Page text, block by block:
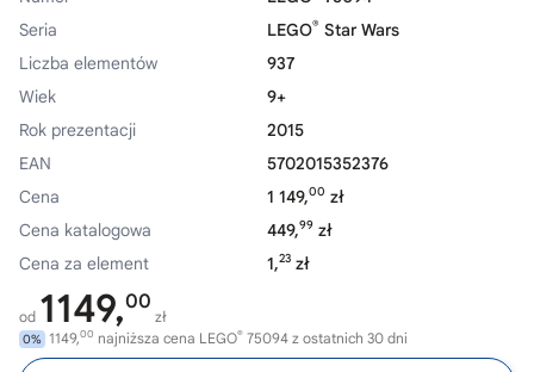
Seria
LEGO® Star Wars
Liczba elementów
937
Wiek
9+
Rok prezentacji
2015
EAN
5702015352376
Cena
1 149,00 zł
Cena katalogowa
449,99 zł
Cena za element
1,23 zł
od 1149,00
zł
0% 1149,00 najniższa cena LEGO® 75094 z ostatnich 30 dni